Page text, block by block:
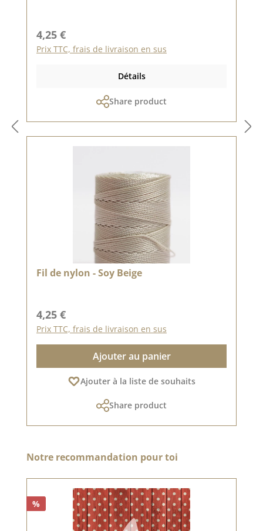
Prix régulier :
4,25 €
Prix TTC, frais de livraison en sus
Détails
Share product
Fil de nylon - Soy Beige
Prix régulier :
4,25 €
Prix TTC, frais de livraison en sus
Ajouter au panier
Ajouter à la liste de souhaits
Share product
Ignorer la galerie de produits
Notre recommandation pour toi
%